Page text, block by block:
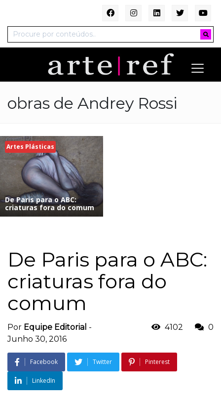
obras de Andrey Rossi
Artes Plásticas
De Paris para o ABC:
criaturas fora do comum
De Paris para o ABC:
criaturas fora do
comum
Por Equipe Editorial -
Junho 30, 2016
4102 0
Facebook Twitter Pinterest
LinkedIn